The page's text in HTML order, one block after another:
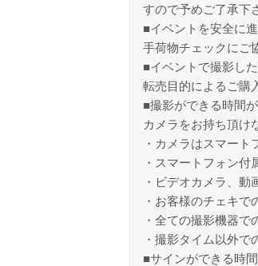
すので予めご了承下
■イベントを安全に
手荷物チェックにご
■イベントで撮影し
転売目的によるご購
■撮影ができる時間
カメラをお持ち頂け
・カメラはスマート
・スマートフォン付
・ビデオカメラ、動
・お客様のチェキで
・全ての撮影機器で
・撮影タイム以外で
■サインができる時